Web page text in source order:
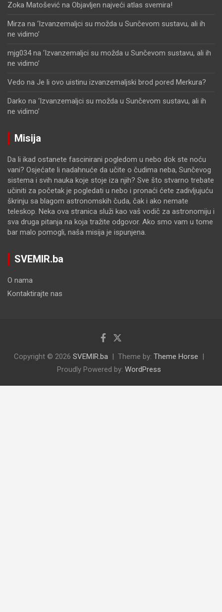
Zoka Matošević na Objavljen najveći atlas svemira!
Mirza na ‘Izvanzemaljci su možda u Sunčevom sustavu, ali ih
ne vidimo’
mjg034na ‘Izvanzemaljci su možda u Sunčevom sustavu, ali ih
ne vidimo’
Vedo na Je li ovo uistinu izvanzemaljski brod pored Merkura?
Darko na ‘Izvanzemaljci su možda u Sunčevom sustavu, ali ih
ne vidimo’
Misija
Da li ikad ostanete fascinirani pogledom u nebo dok ste noću
vani? Osjećate li nadahnuće da učite o čudima neba, Sunčevog
sistema i svih nauka koje stoje iza njih? Sve što stvarno trebate
učiniti za početak je pogledati u nebo i pronaći ćete zadivljujuću
škrinju sa blagom astronomskih čuda, čak i ako nemate
teleskop. Neka ova stranica služi kao vaš vodič za astronomiju i
sva druga pitanja na koja tražite odgovor. Ako smo vam u tome
bar malo pomogli, naša misija je ispunjena.
SVEMIR.ba
O nama
Kontaktirajte nas
Copyright © 2026 SVEMIR.ba Theme by: Theme Horse
Proudly Powered by: WordPress